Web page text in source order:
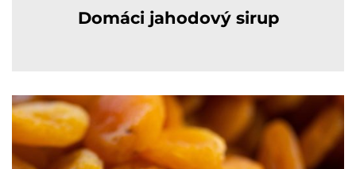
Domáci jahodový sirup